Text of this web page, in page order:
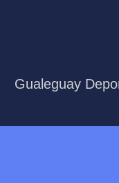
Gualeguay